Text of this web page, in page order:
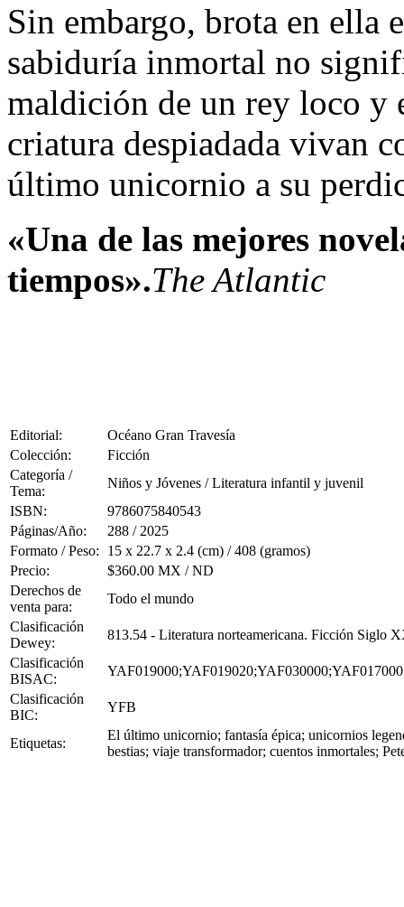
Sin embargo, brota en ella
sabiduría inmortal no
maldición de un rey loco y
criatura despiadada vivan
último unicornio a su
«Una de las mejores
tiempos».The Atlantic
Editorial:
Océano Gran Travesía
Colección:
Ficción
Categoría /
Tema:
Niños y Jóvenes / Literatura infantil y juvenil
ISBN:
9786075840543
Páginas/Año:
288 / 2025
Formato / Peso:
15 x 22.7 x 2.4 (cm) / 408 (gramos)
Precio:
$360.00 MX / ND
Derechos de
venta para:
Todo el mundo
Clasificación
Dewey:
813.54 - Literatura norteamericana. Ficción Siglo
Clasificación
BISAC:
YAF019000;YAF019020;YAF030000;YAF017000
Clasificación
BIC:
YFB
Etiquetas:
El último unicornio; fantasía épica; unicornios
bestias; viaje transformador; cuentos inmortales;